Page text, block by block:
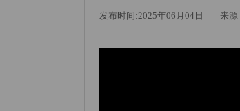
发布时间:2025年06月04日 来源